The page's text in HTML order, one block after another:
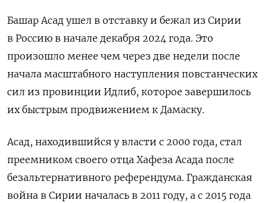
Башар Асад ушел в отставку и бежал из Сирии
в Россию в начале декабря 2024 года. Это
произошло менее чем через две недели после
начала масштабного наступления повстанческих
сил из провинции Идлиб, которое завершилось
их быстрым продвижением к Дамаску.
Асад, находившийся у власти с 2000 года, стал
преемником своего отца Хафеза Асада после
безальтернативного референдума. Гражданская
война в Сирии началась в 2011 году, а с 2015 года